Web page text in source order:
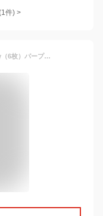
1件) >
トロンプルイユ コスプレ カラコン 1day（6枚）パープル ±0.00